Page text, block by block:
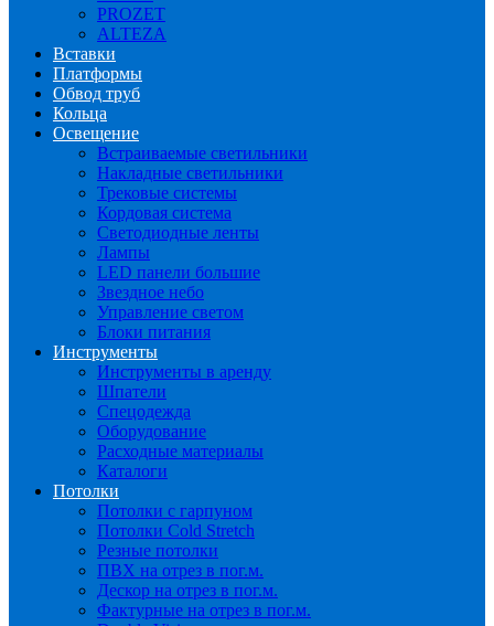
PROZET
ALTEZA
Вставки
Платформы
Обвод труб
Кольца
Освещение
Встраиваемые светильники
Накладные светильники
Трековые системы
Кордовая система
Светодиодные ленты
Лампы
LED панели большие
Звездное небо
Управление светом
Блоки питания
Инструменты
Инструменты в аренду
Шпатели
Спецодежда
Оборудование
Расходные материалы
Каталоги
Потолки
Потолки с гарпуном
Потолки Cold Stretch
Резные потолки
ПВХ на отрез в пог.м.
Дескор на отрез в пог.м.
Фактурные на отрез в пог.м.